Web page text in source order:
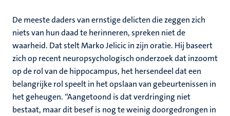
De meeste daders van ernstige delicten die zeggen zich
niets van hun daad te herinneren, spreken niet de
waarheid. Dat stelt Marko Jelicic in zijn oratie. Hij baseert
zich op recent neuropsychologisch onderzoek dat inzoomt
op de rol van de hippocampus, het hersendeel dat een
belangrijke rol speelt in het opslaan van gebeurtenissen in
het geheugen. “Aangetoond is dat verdringing niet
bestaat, maar dit besef is nog te weinig doorgedrongen in